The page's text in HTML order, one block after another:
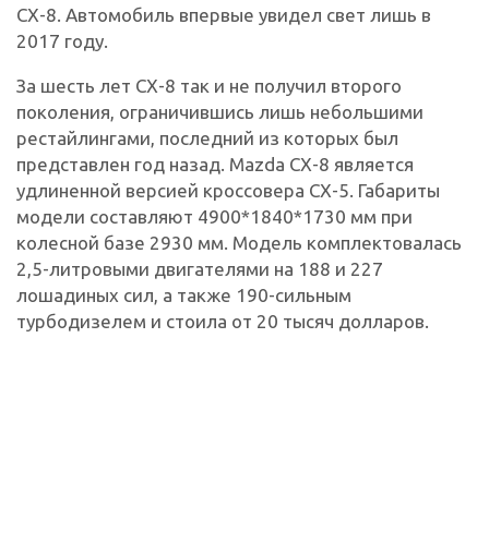
CX-8. Автомобиль впервые увидел свет лишь в
2017 году.
За шесть лет CX-8 так и не получил второго
поколения, ограничившись лишь небольшими
рестайлингами, последний из которых был
представлен год назад. Mazda CX-8 является
удлиненной версией кроссовера CX-5. Габариты
модели составляют 4900*1840*1730 мм при
колесной базе 2930 мм. Модель комплектовалась
2,5-литровыми двигателями на 188 и 227
лошадиных сил, а также 190-сильным
турбодизелем и стоила от 20 тысяч долларов.